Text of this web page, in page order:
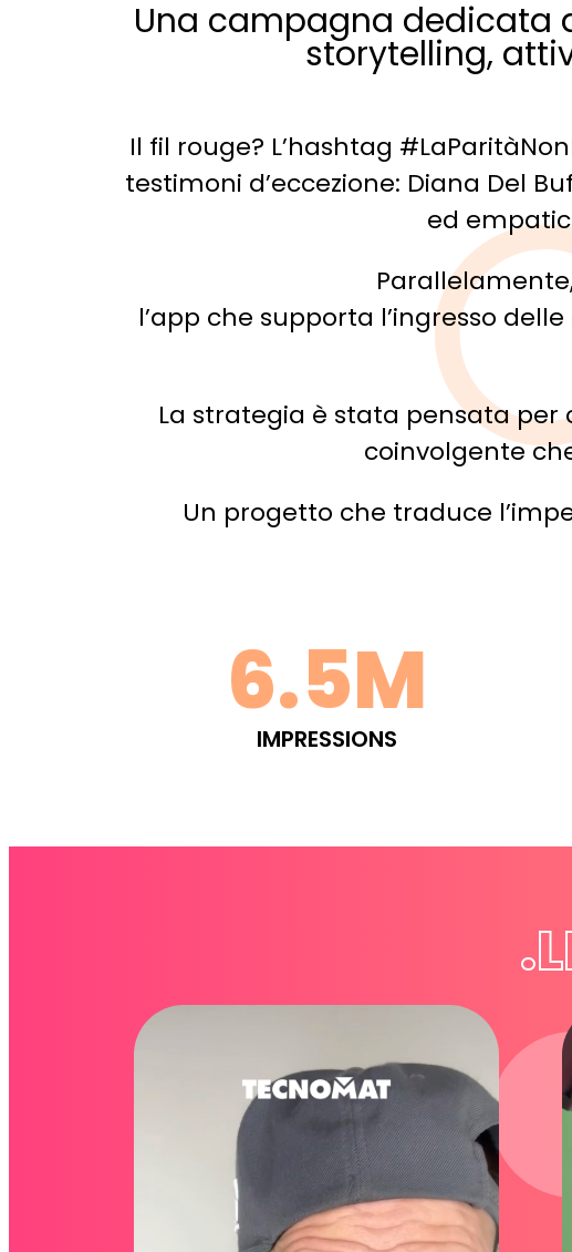
Una campagna dedicata
storytelling,
Il fil rouge? L’hashtag
testimoni d’eccezione: Diana Del
ed
l’app che supporta l’ingresso
La strategia è stata pensata per
coinvolgente
Un progetto che traduce
6.5M
IMPRESSIONS